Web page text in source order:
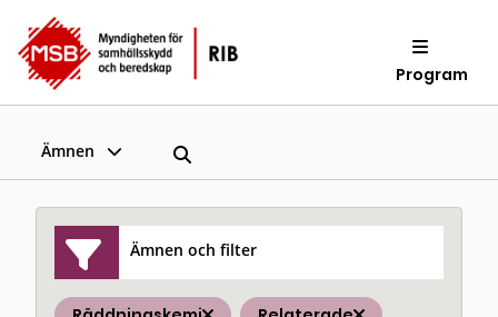
Program
Ämnen
Ämnen och filter